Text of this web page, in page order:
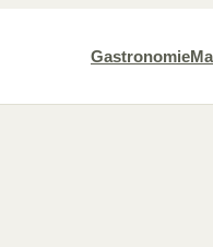
Gastronomie